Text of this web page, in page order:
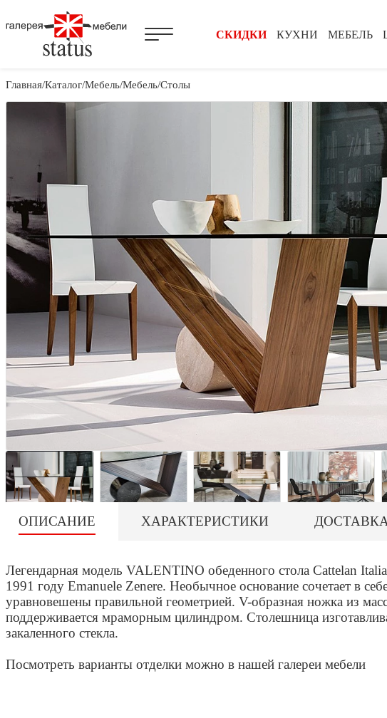
КУХНИ МЕБЕЛЬ
СКИДКИ
Главная Каталог Мебель Мебель Столы
ОПИСАНИЕ ХАРАКТЕРИСТИКИ
Легендарная модель VALENTINO обеденного стола Cattelan
1991 году Emanuele Zenere. Необычное основание сочетает в
уравновешены правильной геометрией. V-образная ножка из
поддерживается мраморным цилиндром. Столешница
закаленного стекла.
Посмотреть варианты отделки можно в нашей галереи мебели